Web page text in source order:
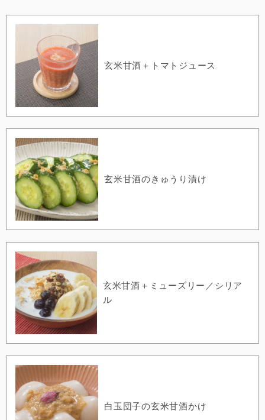
玄米甘酒＋トマトジュース
玄米甘酒のきゅうり漬け
玄米甘酒＋ミューズリー／シリア
ル
白玉団子の玄米甘酒かけ